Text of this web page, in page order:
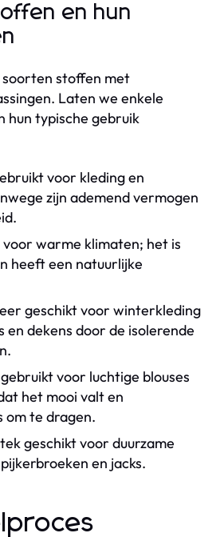
en hun
soorten stoffen met
Laten we enkele
hun typische gebruik
voor kleding en
zijn ademend vermogen
voor warme klimaten; het is
heeft een natuurlijke
geschikt voor winterkleding
en dekens door de isolerende
voor luchtige blouses
het mooi valt en
om te dragen.
geschikt voor duurzame
en jacks.